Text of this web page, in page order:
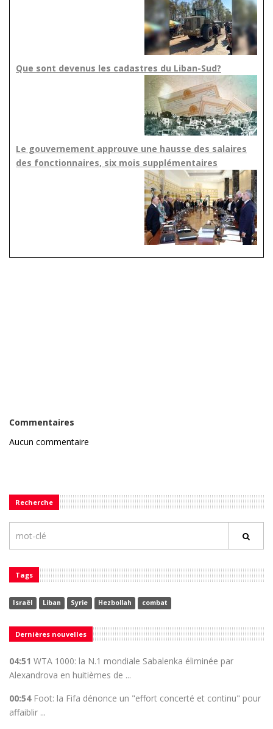
Que sont devenus les cadastres du Liban-Sud?
Le gouvernement approuve une hausse des salaires
des fonctionnaires, six mois supplémentaires
Commentaires
Aucun commentaire
Recherche
Tags
Israël Liban Syrie Hezbollah combat
Dernières nouvelles
04:51 WTA 1000: la N.1 mondiale Sabalenka éliminée par
Alexandrova en huitièmes de ...
00:54 Foot: la Fifa dénonce un "effort concerté et continu" pour
affaiblir ...